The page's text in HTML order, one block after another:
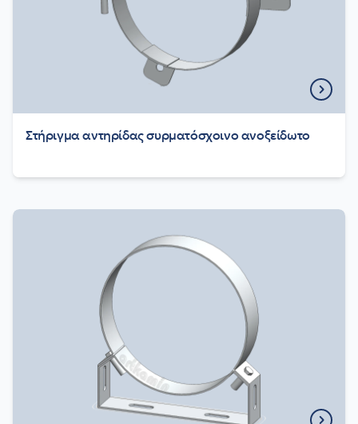
Στήριγμα αντηρίδας συρματόσχοινο ανοξείδωτο